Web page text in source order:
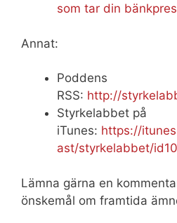
som tar din
Annat:
Poddens
RSS: http://
Styrkelabbet på
iTunes: https://
ast/styrkelabbet/
Lämna gärna en
önskemål om framtida